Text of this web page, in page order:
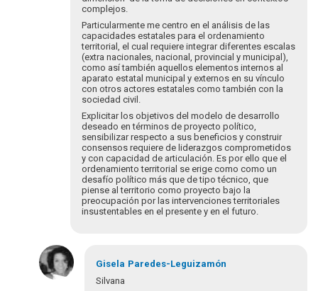
complejos.
Particularmente me centro en el análisis de las
capacidades estatales para el ordenamiento
territorial, el cual requiere integrar diferentes escalas
(extra nacionales, nacional, provincial y municipal),
como así también aquellos elementos internos al
aparato estatal municipal y externos en su vínculo
con otros actores estatales como también con la
sociedad civil.
Explicitar los objetivos del modelo de desarrollo
deseado en términos de proyecto político,
sensibilizar respecto a sus beneficios y construir
consensos requiere de liderazgos comprometidos
y con capacidad de articulación. Es por ello que el
ordenamiento territorial se erige como como un
desafío político más que de tipo técnico, que
piense al territorio como proyecto bajo la
preocupación por las intervenciones territoriales
insustentables en el presente y en el futuro.
Gisela Paredes-Leguizamón
Silvana